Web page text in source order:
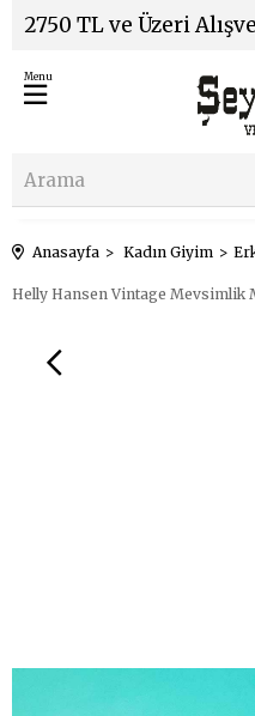
2750 TL ve Üzeri
Menu
Anasayfa Kadın Giyim
Helly Hansen Vintage Mevsimlik